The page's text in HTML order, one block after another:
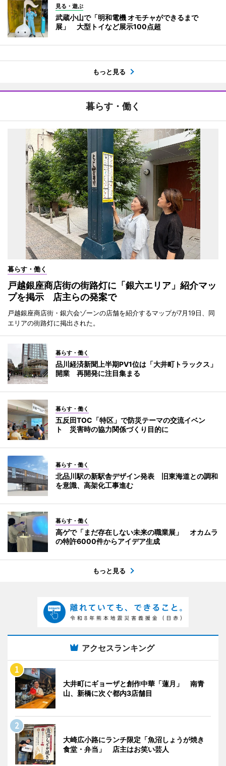
見る・遊ぶ
武蔵小山で「明和電機 オモチャができるまで
展」 大型トイなど展示100点超
もっと見る
暮らす・働く
暮らす・働く
戸越銀座商店街の街路灯に「銀六エリア」紹介マッ
プを掲示 店主らの発案で
戸越銀座商店街・銀六会ゾーンの店舗を紹介するマップが7月19日、同
エリアの街路灯に掲出された。
暮らす・働く
品川経済新聞上半期PV1位は「大井町トラックス」
開業 再開発に注目集まる
暮らす・働く
五反田TOC「特区」で防災テーマの交流イベン
ト 災害時の協力関係づくり目的に
暮らす・働く
北品川駅の新駅舎デザイン発表 旧東海道との調和
を意識、高架化工事進む
暮らす・働く
高ゲで「まだ存在しない未来の職業展」 オカムラ
の特許6000件からアイデア生成
もっと見る
アクセスランキング
大井町にギョーザと創作中華「蓮月」 南青
山、新橋に次ぐ都内3店舗目
大崎広小路にランチ限定「魚沼しょうが焼き
食堂・弁当」 店主はお笑い芸人